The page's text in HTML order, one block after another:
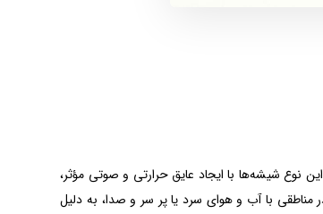
نوع شیشه‌ها با ایجاد عایق حرارتی و صوتی مؤثر،
با آب و هوای سرد یا پر سر و صدا، به دلیل